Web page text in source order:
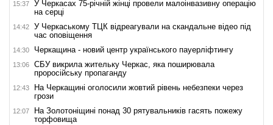
15:37
У Черкасах 75-річній жінці провели малоінвазивну операцію
на серці
14:42
У Черкаському ТЦК відреагували на скандальне відео під
час оповіщення
14:30 Черкащина - новий центр українського пауерліфтингу
13:06
СБУ викрила жительку Черкас, яка поширювала
проросійську пропаганду
12:43
На Черкащині оголосили жовтий рівень небезпеки через
грози
12:07
На Золотоніщині понад 30 рятувальників гасять пожежу
торфовища